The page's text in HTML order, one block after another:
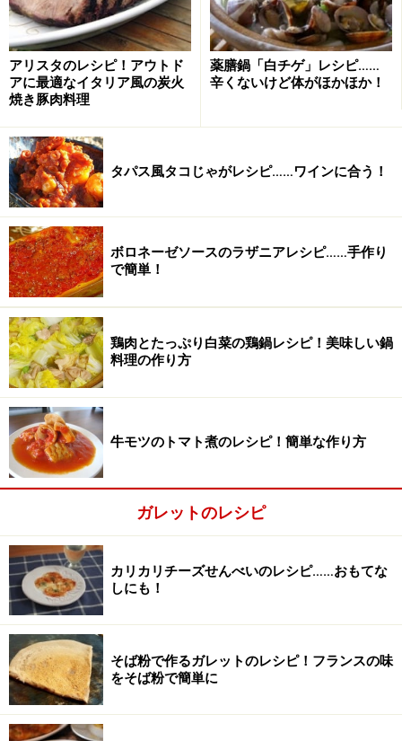
2
バターをフライパンで溶かす。
フライパンにバターを入れて火にかけ、溶けたら１のボ
ールに加えて、すぐによく混ぜ合わせる。
アリスタのレシピ！アウトド
アに最適なイタリア風の炭火
焼き豚肉料理
薬膳鍋「白チゲ」レシピ……
辛くないけど体がほかほか！
タパス風タコじゃがレシピ……ワインに合う！
ボロネーゼソースのラザニアレシピ……手作り
で簡単！
鶏肉とたっぷり白菜の鶏鍋レシピ！美味しい鍋
料理の作り方
牛モツのトマト煮のレシピ！簡単な作り方
ガレットのレシピ
カリカリチーズせんべいのレシピ……おもてな
しにも！
そば粉で作るガレットのレシピ！フランスの味
をそば粉で簡単に